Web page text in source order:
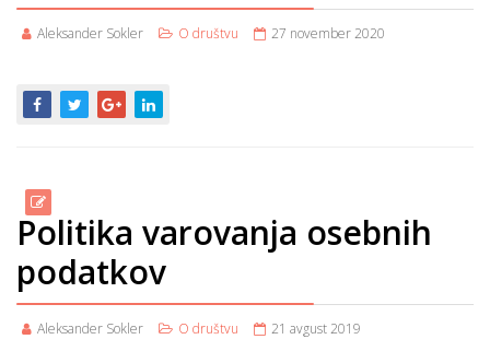
Aleksander Sokler O društvu 27 november 2020
Politika varovanja osebnih
podatkov
Aleksander Sokler O društvu 21 avgust 2019